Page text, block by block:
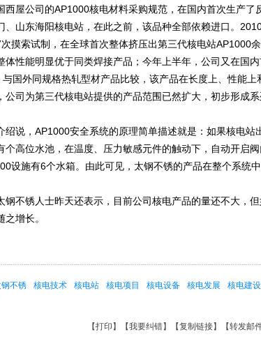
西屋公司的AP1000核电材料采购规范，在国内首次生产了
、山东海阳核电站，在此之前，该品种全部依赖进口。
摸索试制，在全球首次整体挤压出第三代核电站AP1000
体性能明显优于同类焊接产品；今年上半年，公司又在国
与国外同规格热轧型材产品比较，该产品在长度上、性能
公司为第三代核电站提供的产品范围已然扩大，初步形成系
说，AP1000安全系统的原理简单描述就是：如果核电站
个高位水池，在温度、压力敏感元件的触动下，自动开启
设施有6个水箱。由此可见，太钢不锈的产品在整个系统中
不锈人士昨天还表示，目前公司核电产品的量还不大，但
之增长。
不锈 核电技术 核电站 核电项目 核电设备 核电发展 核电建设
【打印 】【我要纠错】【复制链接】【转发邮